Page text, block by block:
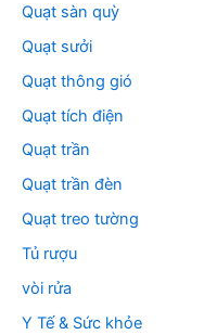
Quạt sàn quỳ
Quạt sưởi
Quạt thông gió
Quạt tích điện
Quạt trần
Quạt trần đèn
Quạt treo tường
Tủ rượu
vòi rửa
Y Tế & Sức khỏe